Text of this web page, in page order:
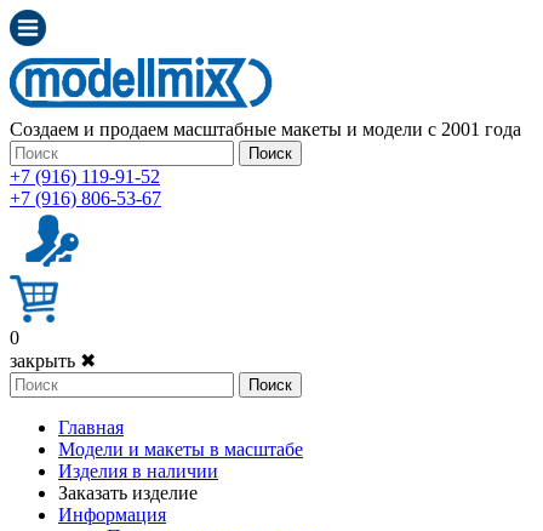
Создаем и продаем масштабные макеты и модели с 2001 года
Поиск
+7 (916) 119-91-52
+7 (916) 806-53-67
0
закрыть ✖
Поиск
Главная
Модели и макеты в масштабе
Изделия в наличии
Заказать изделие
Информация